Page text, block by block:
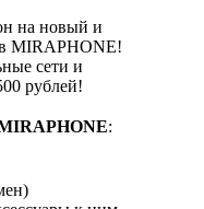
на новый и
MIRAPHONE!
сети и
рублей!
: